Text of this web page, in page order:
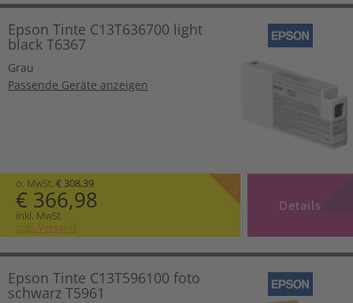
Epson Tinte C13T636700 light
black T6367
Grau
Passende Geräte anzeigen
o. MwSt. € 308,39
€ 366,98
inkl. MwSt.
zzgl. Versand
Details
Epson Tinte C13T596100 foto
schwarz T5961